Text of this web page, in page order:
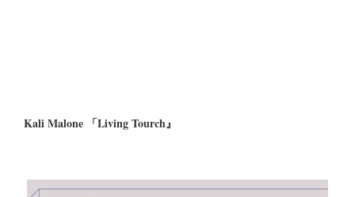
Kali Malone 「Living Tourch』